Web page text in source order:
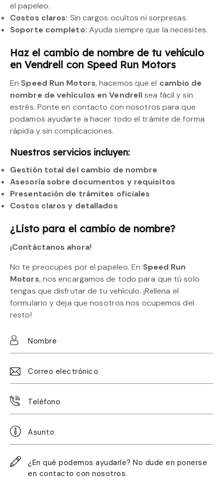
el papeleo.
Costos claros: Sin cargos ocultos ni sorpresas.
Soporte completo: Ayuda siempre que la necesites.
Haz el cambio de nombre de tu vehículo
en Vendrell con Speed Run Motors
En Speed Run Motors, hacemos que el cambio de
nombre de vehículos en Vendrellsea fácil y sin
estrés. Ponte en contacto con nosotros para que
podamos ayudarte a hacer todo el trámite de forma
rápida y sin complicaciones.
Nuestros servicios incluyen:
Gestión total del cambio de nombre
Asesoría sobre documentos y requisitos
Presentación de trámites oficiales
Costos claros y detallados
¿Listo para el cambio de nombre?
¡Contáctanos ahora!
No te preocupes por el papeleo. En Speed Run
Motors, nos encargamos de todo para que tú solo
tengas que disfrutar de tu vehículo. ¡Rellena el
formulario y deja que nosotros nos ocupemos del
resto!